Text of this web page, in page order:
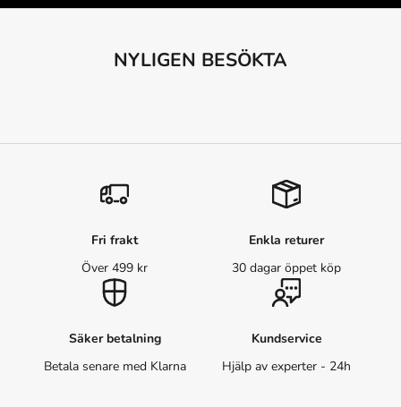
NYLIGEN BESÖKTA
Fri frakt
Över 499 kr
Enkla returer
30 dagar öppet köp
Säker betalning
Betala senare med Klarna
Kundservice
Hjälp av experter - 24h